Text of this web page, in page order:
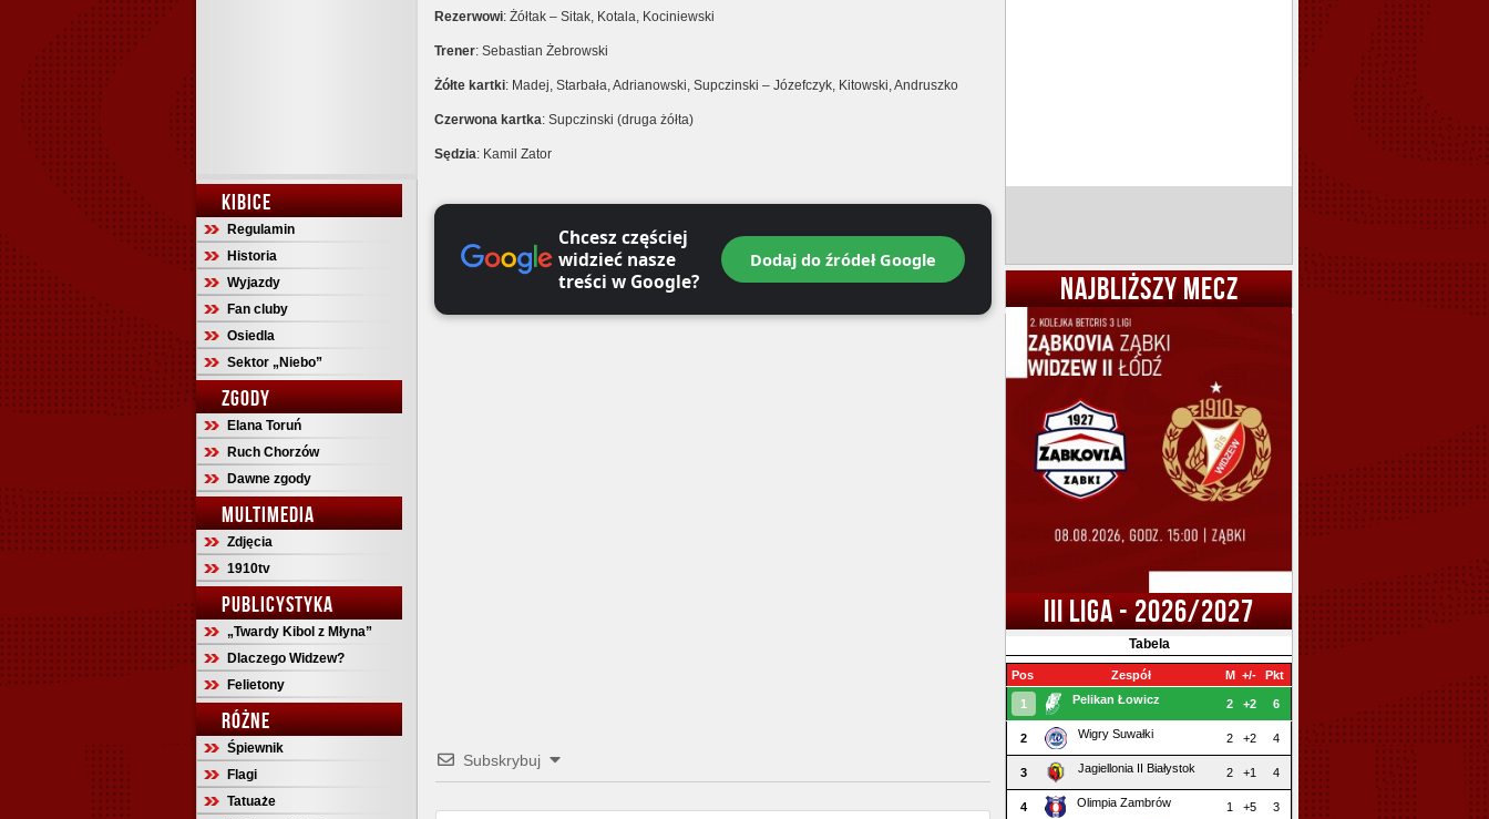
KIBICE
Regulamin
Historia
Wyjazdy
Fan cluby
Osiedla
Sektor „Niebo”
ZGODY
Elana Toruń
Ruch Chorzów
Dawne zgody
MULTIMEDIA
Zdjęcia
1910tv
PUBLICYSTYKA
„Twardy Kibol z Młyna”
Dlaczego Widzew?
Felietony
RÓŻNE
Śpiewnik
Flagi
Tatuaże
Rezerwowi: Żółtak – Sitak, Kotala, Kociniewski
Trener: Sebastian Żebrowski
Żółte kartki: Madej, Starbała, Adrianowski, Supczinski – Józefczyk, Kitowski, Andruszko
Czerwona kartka: Supczinski (druga żółta)
Sędzia: Kamil Zator
Chcesz częściej
widzieć nasze
treści w Google?
Dodaj do źródeł Google
Subskrybuj
NAJBLIŻSZY MECZ
III LIGA - 2026/2027
Tabela
Pos Zespół M +/- Pkt
1 Pelikan Łowicz 2 +2 6
2 Wigry Suwałki 2 +2 4
3 Jagiellonia II Białystok 2 +1 4
4 Olimpia Zambrów 1 +5 3